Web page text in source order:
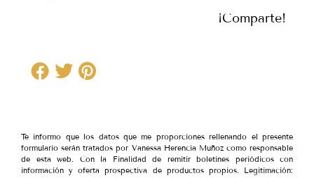
¡Comparte!
Te informo que los datos que me proporciones rellenando el presente
formulario serán tratados por Vanessa Herencia Muñoz como responsable
de esta web. Con la Finalidad de remitir boletines periódicos con
información y oferta prospectiva de productos propios. Legitimación: